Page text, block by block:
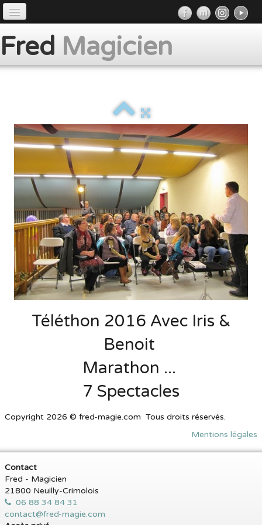
Préface
Presse
Contact
Fred Magicien
Téléthon 2016 Avec Iris &
Benoit
Marathon ...
7 Spectacles
Copyright 2026 © fred-magie.com Tous droits réservés.
Mentions légales
Contact
Fred - Magicien
21800 Neuilly-Crimolois
06 88 34 84 31
contact@fred-magie.com